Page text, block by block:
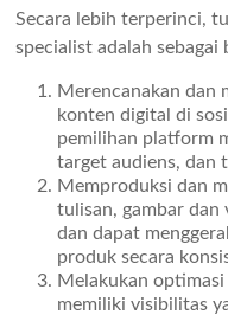
Secara lebih terperinci,
specialist adalah sebagai
Merencanakan dan
konten digital di
pemilihan platform
target audiens, dan
Memproduksi dan
tulisan, gambar dan
dan dapat
produk secara
Melakukan optimasi
memiliki visibilitas